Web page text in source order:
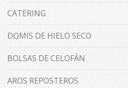
CATERING
DOMIS DE HIELO SECO
BOLSAS DE CELOFÁN
AROS REPOSTEROS